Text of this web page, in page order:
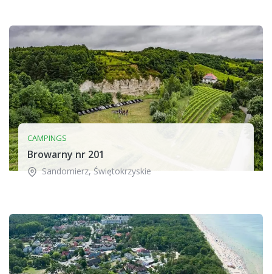
CAMPINGS
Browarny nr 201
Sandomierz, Świętokrzyskie